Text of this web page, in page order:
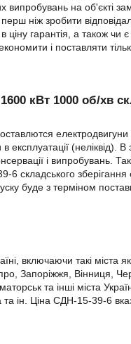
випробувань на об'єкті
ніж зробити
гарантія, а також
і поставляти
кВт 1000 об/хв
експлуатації (неліквід).
і випробувань.
складського
буде з терміном
включаючи такі
Запоріжжя, Вінниця,
та інші міста
ін. Ціна СДН-15-39-6